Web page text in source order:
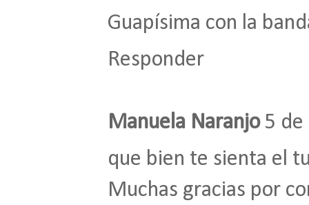
Guapísima con la
Responder
Manuela Naranjo 5
que bien te sienta el
Muchas gracias por